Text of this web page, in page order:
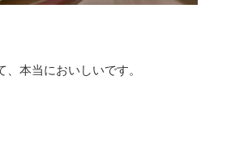
本当においしいです。